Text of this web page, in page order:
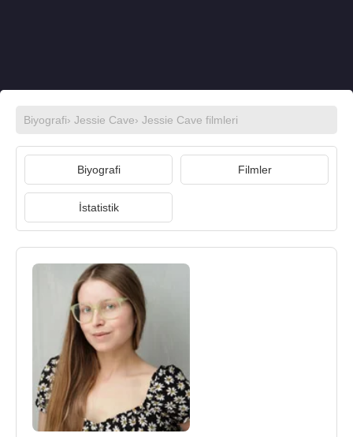
Biyografi› Jessie Cave› Jessie Cave filmleri
Biyografi Filmler
İstatistik